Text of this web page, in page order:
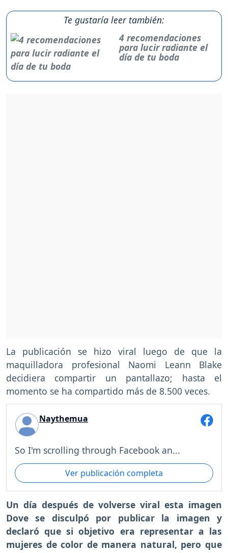
Te gustaría leer también:
4 recomendaciones
para lucir radiante el
día de tu boda
La publicación se hizo viral luego de que la
maquilladora profesional Naomi Leann Blake
decidiera compartir un pantallazo; hasta el
momento se ha compartido más de 8.500 veces.
Naythemua
So I'm scrolling through Facebook an...
Ver publicación completa
Un día después de volverse viral esta imagen
Dove se disculpó por publicar la imagen y
declaró que si objetivo era representar a las
mujeres de color de manera natural, pero que